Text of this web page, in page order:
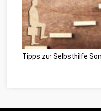
Tipps zur Selbsthilfe